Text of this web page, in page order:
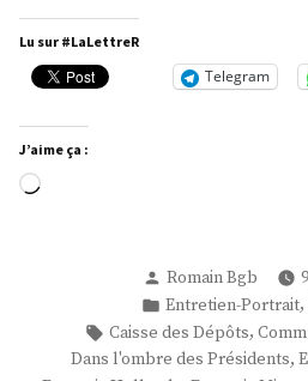
René
Lemas
Lu sur #LaLettreR
Telegram
J’aime ça :
Chargement…
Publié
par
Romain Bgb
Publié
dans
Entretien-Portrait,
Étiquettes :
Caisse des Dépôts,
Dans l'ombre des Présidents,